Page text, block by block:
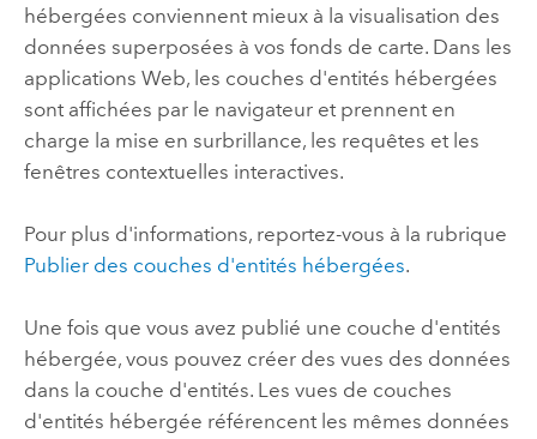
hébergées conviennent mieux à la visualisation des
données superposées à vos fonds de carte. Dans les
applications Web, les couches d'entités hébergées
sont affichées par le navigateur et prennent en
charge la mise en surbrillance, les requêtes et les
fenêtres contextuelles interactives.
Pour plus d'informations, reportez-vous à la rubrique
Publier des couches d'entités hébergées.
Une fois que vous avez publié une couche d'entités
hébergée, vous pouvez créer des vues des données
dans la couche d'entités. Les vues de couches
d'entités hébergée référencent les mêmes données